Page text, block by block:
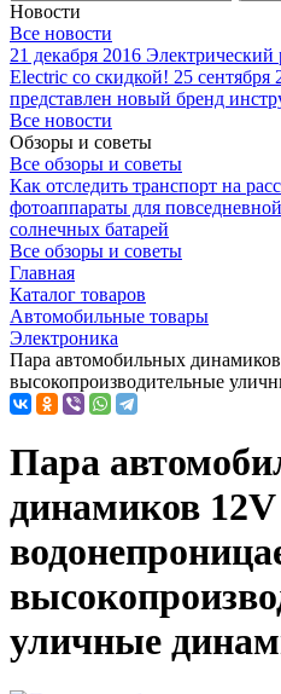
Новости
Все новости
21 декабря 2016 Электрический
Electric со скидкой! 25 сентября
представлен новый бренд
Все новости
Обзоры и советы
Все обзоры и советы
Как отследить транспорт на
фотоаппараты для
солнечных батарей
Все обзоры и советы
Главная
Каталог товаров
Автомобильные товары
Электроника
Пара автомобильных
высокопроизводительные
Пара
динамиков 12V
уличные